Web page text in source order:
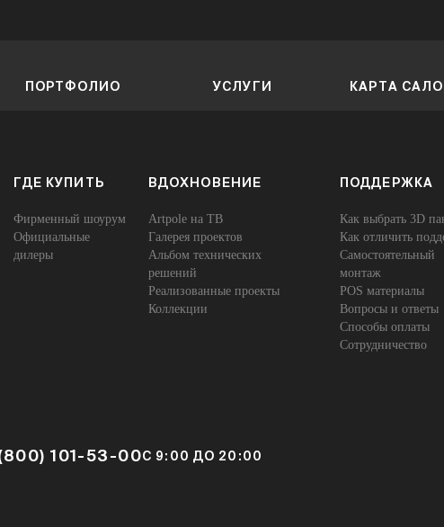
ПОРТФОЛИО УСЛУГИ КАРТА
ГДЕ КУПИТЬ
Фирменный шоурум
Официальные
дилеры
ВДОХНОВЕНИЕ
Artpole на ТВ
Галерея проектов
Альбом технических
решений
Реализованные проекты
Коллекции
ПОДДЕРЖКА
Как выбрать 3D
Как отличить
Самостоятельный
монтаж
POS материалы
Вопросы и ответы
Способы оплаты
Сотрудничество
101-53-00С 9:00 ДО 20:00